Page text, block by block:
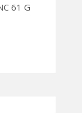
61 G